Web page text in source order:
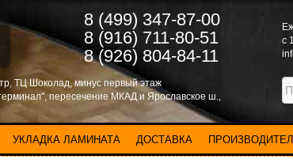
8 (499) 347-87-00
8 (916) 711-80-51
8 (926) 804-84-11
с
ТЦ Шоколад, минус первый этаж
пересечение МКАД и Ярославское ш.,
УКЛАДКА ЛАМИНАТА ДОСТАВКА